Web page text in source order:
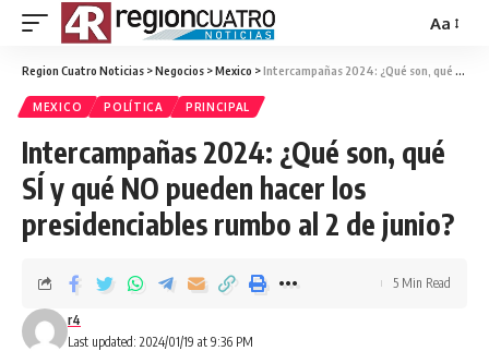
Aa
Region Cuatro Noticias >Negocios >Mexico >Intercampañas 2024: ¿Qué son, qué SÍ y qué NO pueden hacer los presidenciables rumbo al 2 de junio?
MEXICO POLÍTICA PRINCIPAL
Intercampañas 2024: ¿Qué son, qué
SÍ y qué NO pueden hacer los
presidenciables rumbo al 2 de junio?
Last updated: 2024/01/19 at 9:36 PM
r4
5 Min Read